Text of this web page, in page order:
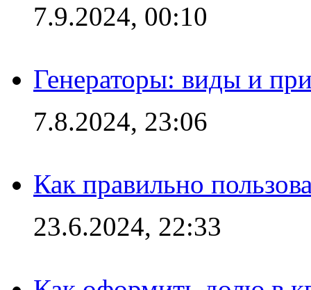
7.9.2024, 00:10
Генераторы: виды и
7.8.2024, 23:06
Как правильно
23.6.2024, 22:33